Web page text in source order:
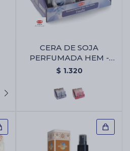
CERA DE SOJA
PERFUMADA HEM -
Vainilla
$ 1.320